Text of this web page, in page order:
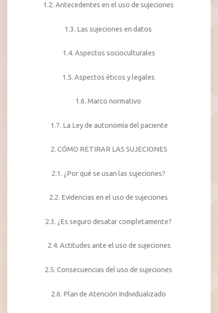
1.2. Antecedentes en el uso de sujeciones
1.3. Las sujeciones en datos
1.4. Aspectos socioculturales
1.5. Aspectos éticos y legales
1.6. Marco normativo
1.7. La Ley de autonomía del paciente
2. CÓMO RETIRAR LAS SUJECIONES
2.1. ¿Por qué se usan las sujeciones?
2.2. Evidencias en el uso de sujeciones
2.3. ¿Es seguro desatar completamente?
2.4. Actitudes ante el uso de sujeciones
2.5. Consecuencias del uso de sujeciones
2.6. Plan de Atención Individualizado